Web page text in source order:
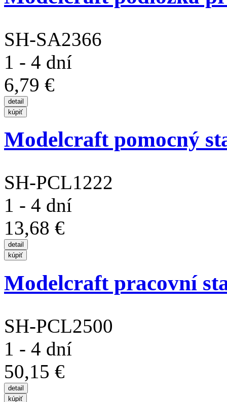
SH-SA2366
1 - 4 dní
6,79 €
Modelcraft pomocný
SH-PCL1222
1 - 4 dní
13,68 €
Modelcraft pracovní
SH-PCL2500
1 - 4 dní
50,15 €